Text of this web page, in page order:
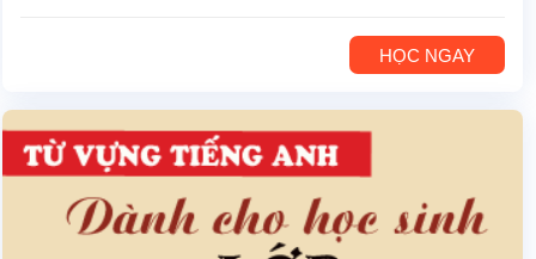
HỌC NGAY